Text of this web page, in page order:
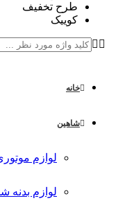
طرح تخفیف
کوییک
خانه
شاهین
لوازم
لوازم بدنه